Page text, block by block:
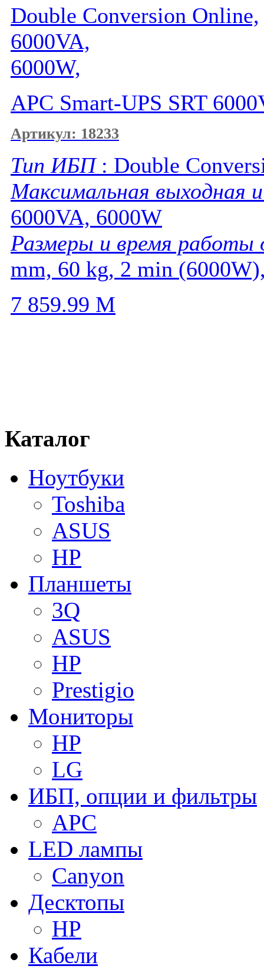
Double Conversion Online,
6000VA,
6000W,
APC Smart-UPS SRT
Артикул: 18233
Тип ИБП: Double
Максимальная выходная
6000VA, 6000W
Размеры и время работы
mm, 60 kg, 2 min
7 859.99 M
Каталог
Ноутбуки
Toshiba
ASUS
HP
Планшеты
3Q
ASUS
HP
Prestigio
Мониторы
HP
LG
ИБП, опции и фильтры
APC
LED лампы
Canyon
Десктопы
HP
Кабели